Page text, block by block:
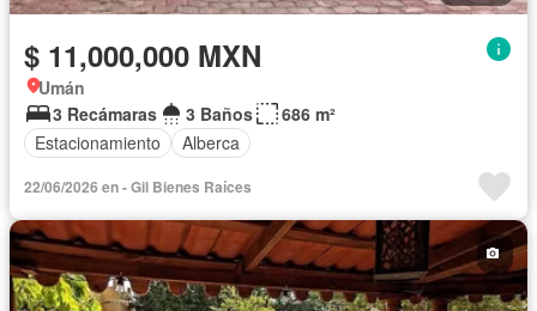
$ 11,000,000 MXN
Umán
3 Recámaras
3 Baños
686 m²
Estacionamiento
Alberca
22/06/2026 en - Gil Bienes Raíces